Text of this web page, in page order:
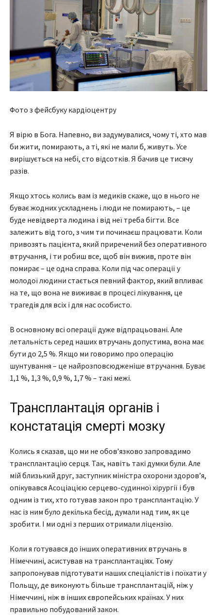
Фото з фейсбуку кардіоцентру
Я вірю в Бога. Напевно, ви задумувалися, чому ті, хто мав
би жити, помирають, а ті, які не мали б, живуть. Усе
вирішується на небі, сто відсотків. Я бачив це тисячу
разів.
Якщо хтось колись вам із медиків скаже, що в нього не
буває жодних ускладнень і люди не помирають, – це
буде невідверта людина і від неї треба бігти. Все
залежить від того, з чим ти починаєш працювати. Коли
привозять пацієнта, який приречений без оперативного
втручання, і ти робиш все, щоб він вижив, проте він
помирає – це одна справа. Коли під час операції у
молодої людини стається певний фактор, який впливає
на те, що вона не виживає в процесі лікування, це
трагедія для всіх і для нас особисто.
В основному всі операції дуже відпрацьовані. Але
летальність серед наших втручань допустима, вона має
бути до 2,5 %. Якщо ми говоримо про операцію
шунтування – це найрозповсюдженіше втручання. Буває
1,1 %, 1,3 %, 0,9 %, 1,7 % – такі межі.
Трансплантація органів і
констатація смерті мозку
Колись я сказав, що ми не обов’язково запровадимо
трансплантацію серця. Так, навіть такі думки були. Але
мій близький друг, заступник міністра охорони здоров’я,
опікувався Асоціацією серцево-судинної хірургії і був
одним із тих, хто готував закон про трансплантацію. У
нас із ним було декілька бесід, думали над тим, як це
зробити. І ми одні з перших отримали ліцензію.
Коли я готувався до інших оперативних втручань в
Німеччині, асистував на трансплантаціях. Тому
запропонував підготувати наших спеціалістів і поїхати у
Польщу, де виконують більше трансплантацій, ніж у
Німеччині, ніж в інших європейських країнах. У них
правильно побудований закон.